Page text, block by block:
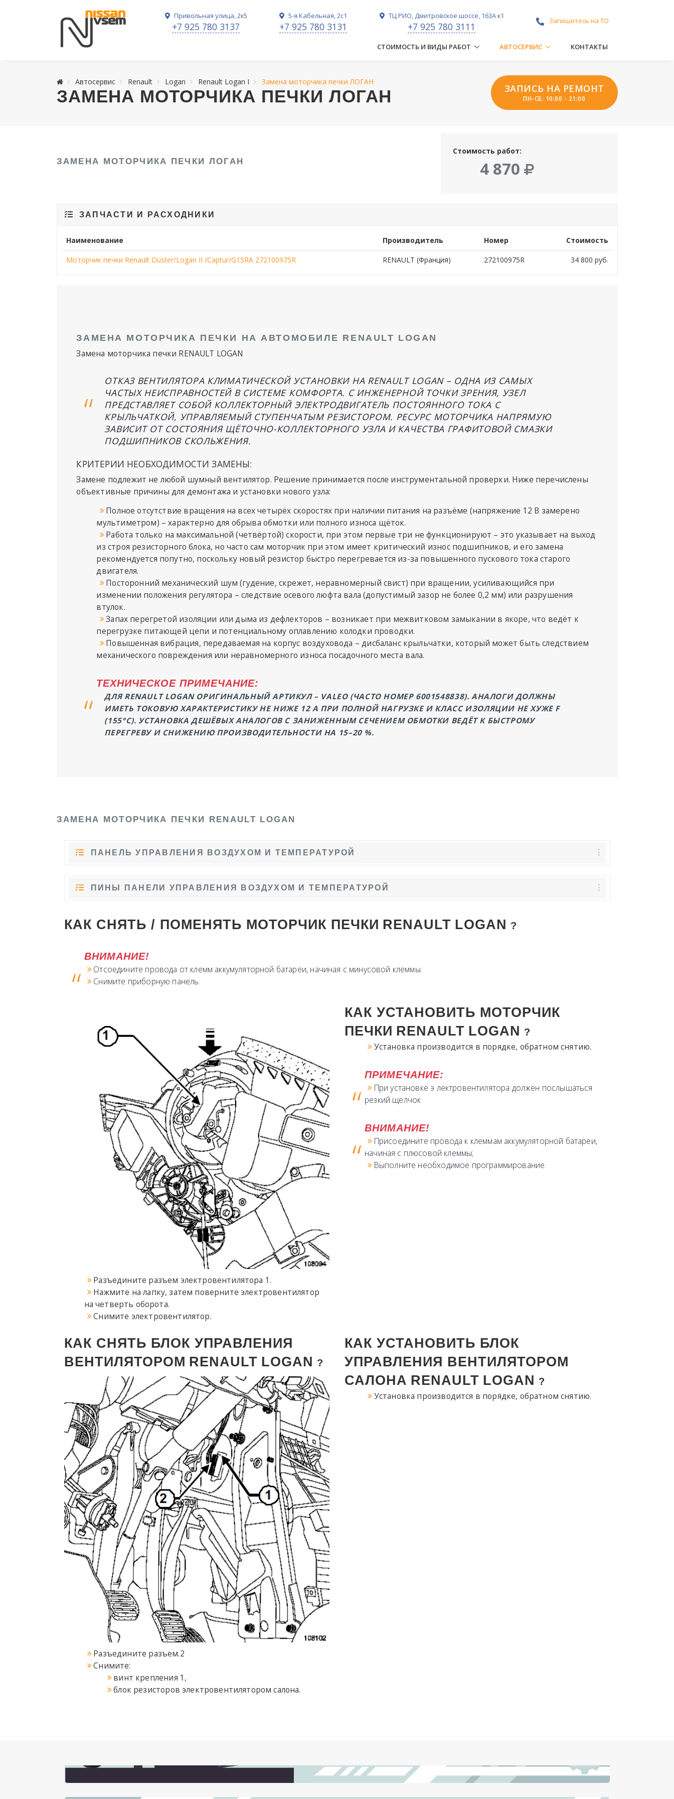
Привольная улица, 2к5
+7 925 780 3137
5-я Кабельная, 2с1
+7 925 780 3131
ТЦ РИО, Дмитровское шоссе, 163А к1
+7 925 780 3111
Запишитесь на ТО
СТОИМОСТЬ И ВИДЫ РАБОТ АВТОСЕРВИС КОНТАКТЫ
Автосервис Renault Logan Renault Logan I Замена моторчика печки ЛОГАН
ЗАМЕНА МОТОРЧИКА ПЕЧКИ ЛОГАН ЗАПИСЬ НА РЕМОНТ
ПН-СБ: 10:00 - 21:00
ЗАМЕНА МОТОРЧИКА ПЕЧКИ ЛОГАН
Стоимость работ:
4 870
ЗАПЧАСТИ И РАСХОДНИКИ
Наименование Производитель Номер Стоимость
Моторчик печки Renault Duster/Logan II /Captur/G15RA 272100975R RENAULT (Франция) 272100975R 34 800 руб.
ЗАМЕНА МОТОРЧИКА ПЕЧКИ НА АВТОМОБИЛЕ RENAULT LOGAN
Замена моторчика печки RENAULT LOGAN
ОТКАЗ ВЕНТИЛЯТОРА КЛИМАТИЧЕСКОЙ УСТАНОВКИ НА RENAULT LOGAN – ОДНА ИЗ САМЫХ
ЧАСТЫХ НЕИСПРАВНОСТЕЙ В СИСТЕМЕ КОМФОРТА. С ИНЖЕНЕРНОЙ ТОЧКИ ЗРЕНИЯ, УЗЕЛ
ПРЕДСТАВЛЯЕТ СОБОЙ КОЛЛЕКТОРНЫЙ ЭЛЕКТРОДВИГАТЕЛЬ ПОСТОЯННОГО ТОКА С
КРЫЛЬЧАТКОЙ, УПРАВЛЯЕМЫЙ СТУПЕНЧАТЫМ РЕЗИСТОРОМ. РЕСУРС МОТОРЧИКА НАПРЯМУЮ
ЗАВИСИТ ОТ СОСТОЯНИЯ ЩЁТОЧНО-КОЛЛЕКТОРНОГО УЗЛА И КАЧЕСТВА ГРАФИТОВОЙ СМАЗКИ
ПОДШИПНИКОВ СКОЛЬЖЕНИЯ.
КРИТЕРИИ НЕОБХОДИМОСТИ ЗАМЕНЫ:
Замене подлежит не любой шумный вентилятор. Решение принимается после инструментальной проверки. Ниже перечислены
объективные причины для демонтажа и установки нового узла:
Полное отсутствие вращения на всех четырёх скоростях при наличии питания на разъёме (напряжение 12 В замерено
мультиметром) – характерно для обрыва обмотки или полного износа щёток.
Работа только на максимальной (четвёртой) скорости, при этом первые три не функционируют – это указывает на выход
из строя резисторного блока, но часто сам моторчик при этом имеет критический износ подшипников, и его замена
рекомендуется попутно, поскольку новый резистор быстро перегревается из-за повышенного пускового тока старого
двигателя.
Посторонний механический шум (гудение, скрежет, неравномерный свист) при вращении, усиливающийся при
изменении положения регулятора – следствие осевого люфта вала (допустимый зазор не более 0,2 мм) или разрушения
втулок.
Запах перегретой изоляции или дыма из дефлекторов – возникает при межвитковом замыкании в якоре, что ведёт к
перегрузке питающей цепи и потенциальному оплавлению колодки проводки.
Повышенная вибрация, передаваемая на корпус воздуховода – дисбаланс крыльчатки, который может быть следствием
механического повреждения или неравномерного износа посадочного места вала.
ТЕХНИЧЕСКОЕ ПРИМЕЧАНИЕ:
ДЛЯ RENAULT LOGAN ОРИГИНАЛЬНЫЙ АРТИКУЛ – VALEO (ЧАСТО НОМЕР 6001548838). АНАЛОГИ ДОЛЖНЫ
ИМЕТЬ ТОКОВУЮ ХАРАКТЕРИСТИКУ НЕ НИЖЕ 12 А ПРИ ПОЛНОЙ НАГРУЗКЕ И КЛАСС ИЗОЛЯЦИИ НЕ ХУЖЕ F
(155°C). УСТАНОВКА ДЕШЁВЫХ АНАЛОГОВ С ЗАНИЖЕННЫМ СЕЧЕНИЕМ ОБМОТКИ ВЕДЁТ К БЫСТРОМУ
ПЕРЕГРЕВУ И СНИЖЕНИЮ ПРОИЗВОДИТЕЛЬНОСТИ НА 15–20 %.
ЗАМЕНА МОТОРЧИКА ПЕЧКИ RENAULT LOGAN
ПАНЕЛЬ УПРАВЛЕНИЯ ВОЗДУХОМ И ТЕМПЕРАТУРОЙ
ПИНЫ ПАНЕЛИ УПРАВЛЕНИЯ ВОЗДУХОМ И ТЕМПЕРАТУРОЙ
КАК СНЯТЬ / ПОМЕНЯТЬ МОТОРЧИК ПЕЧКИ RENAULT LOGAN ?
ВНИМАНИЕ!
Отсоедините провода от клемм аккумуляторной батареи, начиная с минусовой клеммы.
Снимите приборную панель.
Разъедините разъем электровентилятора 1.
Нажмите на лапку, затем поверните электровентилятор
на четверть оборота.
Снимите электровентилятор.
КАК УСТАНОВИТЬ МОТОРЧИК
ПЕЧКИ RENAULT LOGAN ?
Установка производится в порядке, обратном снятию.
ПРИМЕЧАНИЕ:
При установке э лектровентилятора должен послышаться
резкий щелчок
ВНИМАНИЕ!
Присоедините провода к клеммам аккумуляторной батареи,
начиная с плюсовой клеммы;
Выполните необходимое программирование.
КАК СНЯТЬ БЛОК УПРАВЛЕНИЯ
ВЕНТИЛЯТОРОМ RENAULT LOGAN ?
Разъедините разъем.2
Снимите:
винт крепления 1,
блок резисторов электровентилятором салона.
КАК УСТАНОВИТЬ БЛОК
УПРАВЛЕНИЯ ВЕНТИЛЯТОРОМ
САЛОНА RENAULT LOGAN ?
Установка производится в порядке, обратном снятию.